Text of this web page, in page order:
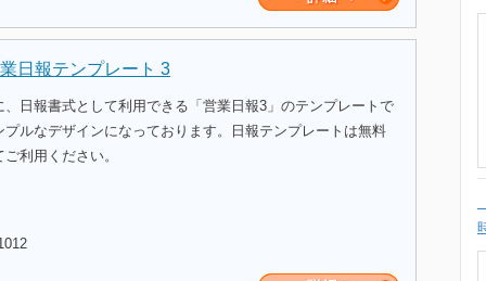
日報テンプレート 3
、日報書式として利用できる「営業日報3」のテンプレートで
プルなデザインになっております。日報テンプレートは無料
利用ください。